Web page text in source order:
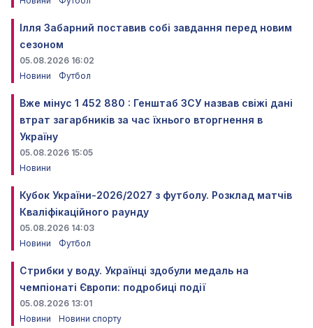
Ілля Забарний поставив собі завдання перед новим
сезоном
05.08.2026 16:02
Новини
Футбол
Вже мінус 1 452 880 : Генштаб ЗСУ назвав свіжі дані
втрат загарбників за час їхнього вторгнення в
Україну
05.08.2026 15:05
Новини
Кубок України-2026/2027 з футболу. Розклад матчів
Кваліфікаційного раунду
05.08.2026 14:03
Новини
Футбол
Стрибки у воду. Українці здобули медаль на
чемпіонаті Європи: подробиці події
05.08.2026 13:01
Новини
Новини спорту